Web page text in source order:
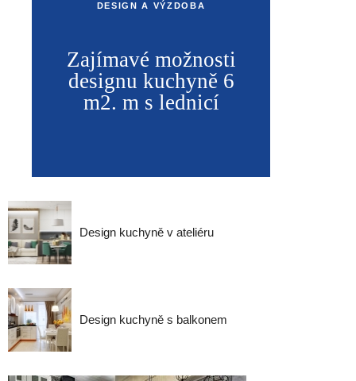
DESIGN A VÝZDOBA
Zajímavé možnosti
designu kuchyně 6
m2. m s lednicí
Design kuchyně v ateliéru
Design kuchyně s balkonem